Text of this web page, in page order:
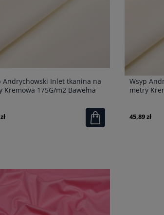
Andrychowski Inlet tkanina na
Kremowa 175G/m2 Bawełna
Wsyp
metry
45,89 zł